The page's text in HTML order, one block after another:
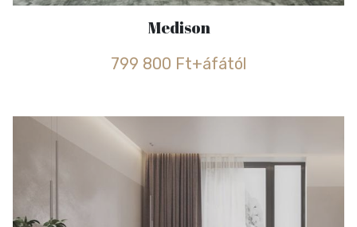
Medison
799 800 Ft+áfától